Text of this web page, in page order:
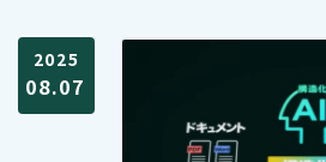
2025
08.07